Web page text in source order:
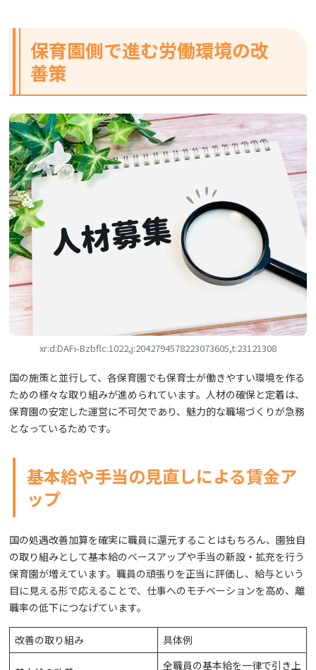
保育園側で進む労働環境の改
善策
xr:d:DAFi-Bzbflc:1022,j:2042794578223073605,t:23121308
国の施策と並行して、各保育園でも保育士が働きやすい環境を作る
ための様々な取り組みが進められています。人材の確保と定着は、
保育園の安定した運営に不可欠であり、魅力的な職場づくりが急務
となっているためです。
基本給や手当の見直しによる賃金ア
ップ
国の処遇改善加算を確実に職員に還元することはもちろん、園独自
の取り組みとして基本給のベースアップや手当の新設・拡充を行う
保育園が増えています。職員の頑張りを正当に評価し、給与という
目に見える形で応えることで、仕事へのモチベーションを高め、離
職率の低下につなげています。
改善の取り組み 具体例
全職員の基本給を一律で引き上